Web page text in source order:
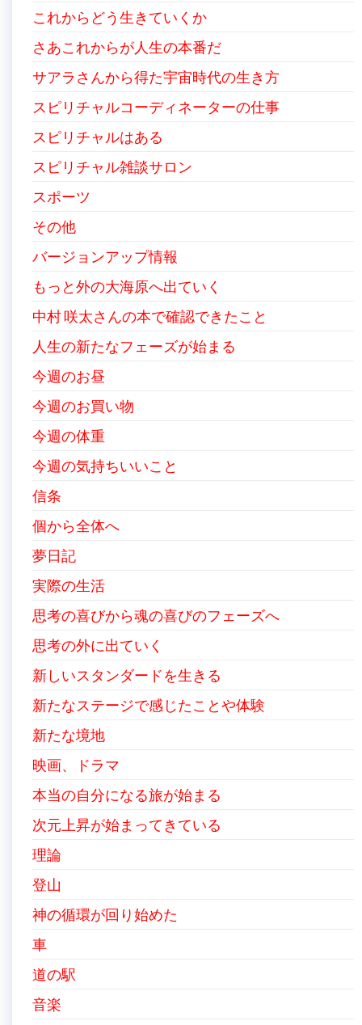
これからどう生きていくか
さあこれからが人生の本番だ
サアラさんから得た宇宙時代の生き方
スピリチャルコーディネーターの仕事
スピリチャルはある
スピリチャル雑談サロン
スポーツ
その他
バージョンアップ情報
もっと外の大海原へ出ていく
中村 咲太さんの本で確認できたこと
人生の新たなフェーズが始まる
今週のお昼
今週のお買い物
今週の体重
今週の気持ちいいこと
信条
個から全体へ
夢日記
実際の生活
思考の喜びから魂の喜びのフェーズへ
思考の外に出ていく
新しいスタンダードを生きる
新たなステージで感じたことや体験
新たな境地
映画、ドラマ
本当の自分になる旅が始まる
次元上昇が始まってきている
理論
登山
神の循環が回り始めた
車
道の駅
音楽